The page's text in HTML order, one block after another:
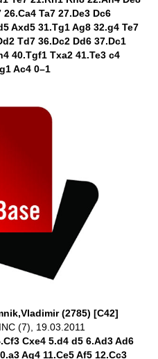
Ta7 27.De3 Dc6
Axd5 31.Tg1 Ag8 32.g4 Te7
Td7 36.Dc2 Dd6 37.Dc1
40.Tgf1 Txa2 41.Te3 c4
Ac4 0–1
(2785) [C42]
(7), 19.03.2011
Cxe4 5.d4 d5 6.Ad3 Ad6
Ag4 11.Ce5 Af5 12.Cc3